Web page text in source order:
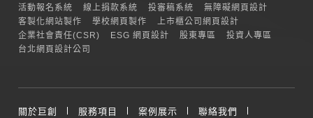
活動報名系統
線上捐款系統 投審稿系統
無障礙網頁設計
客製化網站製作
學校網頁製作
上市櫃公司網頁設計
企業社會責任(CSR)
ESG 網頁設計 股東專區
投資人專區
台北網頁設計公司
關於巨創 服務項目 案例展示 聯絡我們